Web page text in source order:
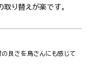
り替えが楽です。
良さを鳥さんにも感じて